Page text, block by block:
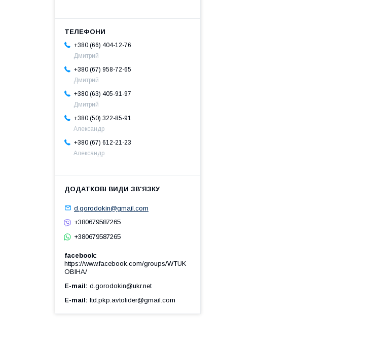
+380 (66) 404-12-76
Дмитрий
+380 (67) 958-72-65
Дмитрий
+380 (63) 405-91-97
Дмитрий
+380 (50) 322-85-91
Александр
+380 (67) 612-21-23
Александр
d.gorodokin@gmail.com
+380679587265
+380679587265
facebook
https://www.facebook.com/groups/WTUK
OBIHA/
E-mail d.gorodokin@ukr.net
E-mail ltd.pkp.avtolider@gmail.com